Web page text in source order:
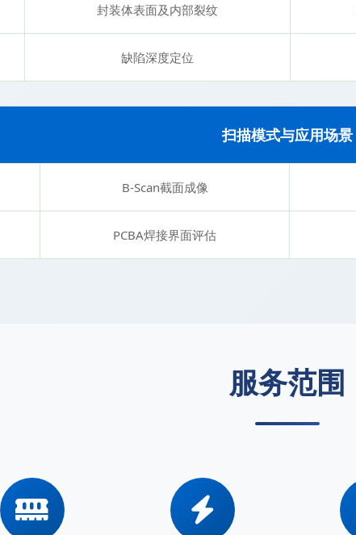
封装体表面及内部裂纹
缺陷深度定位
扫描模式与应用场景
B-Scan截面成像
PCBA焊接界面评估
服务范围